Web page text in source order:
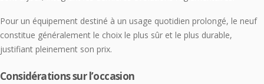
Pour un équipement destiné à un usage quotidien prolongé, le neuf
constitue généralement le choix le plus sûr et le plus durable,
justifiant pleinement son prix.
Considérations sur l’occasion